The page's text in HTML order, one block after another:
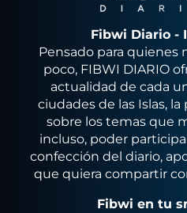
Fibwi Diario -
Pensado para quienes
poco, FIBWI DIARIO
actualidad de cada
ciudades de las Islas,
sobre los temas que
incluso, poder
confección del diario,
que quiera compartir
Fibwi en tu